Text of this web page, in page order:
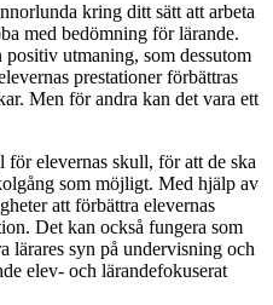
kring ditt sätt att arbeta
med bedömning för lärande.
utmaning, som dessutom
prestationer förbättras
Men för andra kan det vara ett
elevernas skull, för att de ska
som möjligt. Med hjälp av
att förbättra elevernas
Det kan också fungera som
lärares syn på undervisning och
elev- och lärandefokuserat